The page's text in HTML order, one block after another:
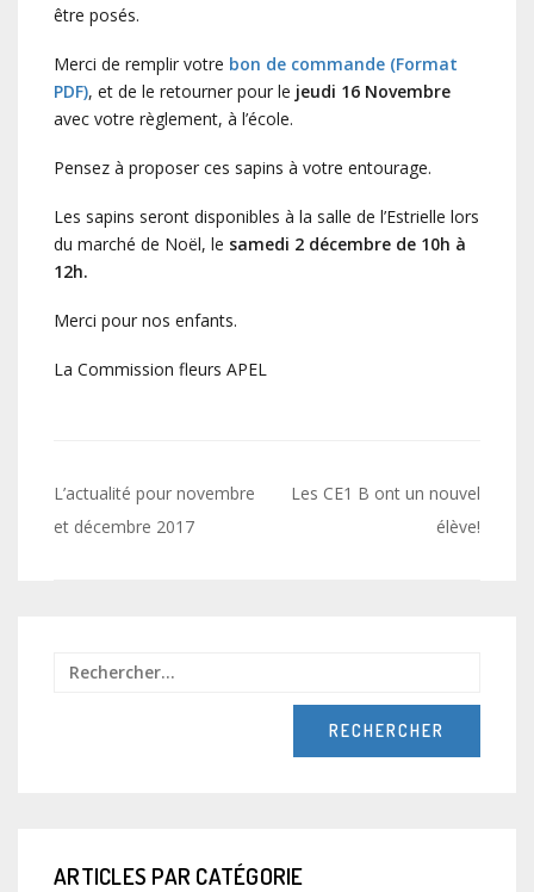
être posés.
Merci de remplir votre bon de commande (Format
PDF), et de le retourner pour le jeudi 16 Novembre
avec votre règlement, à l’école.
Pensez à proposer ces sapins à votre entourage.
Les sapins seront disponibles à la salle de l’Estrielle lors
du marché de Noël, le samedi 2 décembre de 10h à
12h.
Merci pour nos enfants.
La Commission fleurs APEL
Navigation
de
L’actualité pour novembre
et décembre 2017
Les CE1 B ont un nouvel
élève!
ARTICLES PAR CATÉGORIE